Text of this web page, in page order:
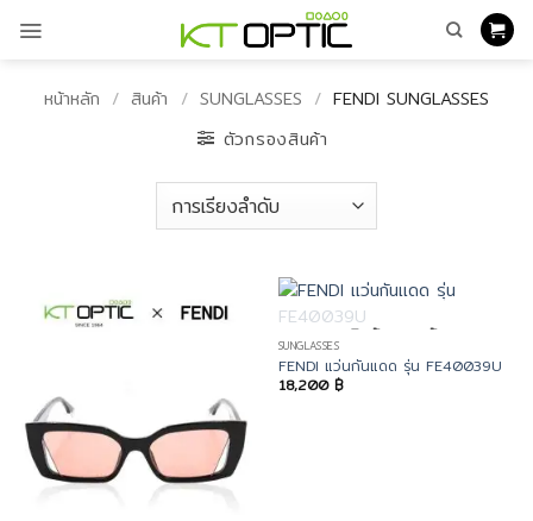
หน้าหลัก / สินค้า / SUNGLASSES / FENDI SUNGLASSES
ตัวกรองสินค้า
สินค้าหมดแล้ว
SUNGLASSES
FENDI แว่นกันแดด รุ่น FE40039U
18,200 ฿